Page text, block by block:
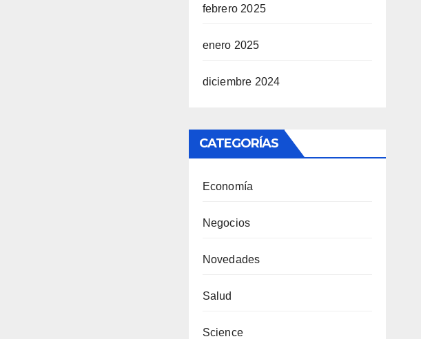
febrero 2025
enero 2025
diciembre 2024
CATEGORÍAS
Economía
Negocios
Novedades
Salud
Science